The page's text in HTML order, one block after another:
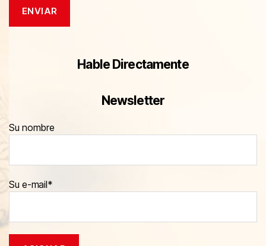
Hable Directamente
Newsletter
Su nombre
Su e-mail*